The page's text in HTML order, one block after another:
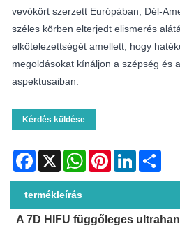
vevőkört szerzett Európában, Dél-
széles körben elterjedt elismerés
elkötelezettségét amellett, hogy
megoldásokat kínáljon a szépség és
aspektusaiban.
Kérdés küldése
Facebook
X WhatsAppPinterestLinkedIn
termékleírás
A 7D HIFU függőleges